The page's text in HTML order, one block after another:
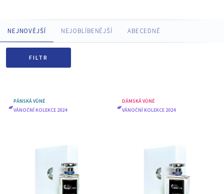
NEJNOVĚJŠÍ NEJOBLÍBENĚJŠÍ ABECEDNĚ
FILTR
PÁNSKÁ VŮNĚ
VÁNOČNÍ KOLEKCE 2024
DÁMSKÁ VŮNĚ
VÁNOČNÍ KOLEKCE 2024